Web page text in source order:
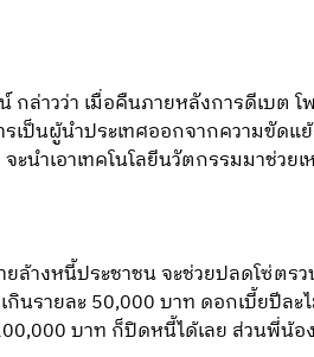
ล่าวว่า เมื่อคืนภายหลังการดีเบต
รเป็นผู้นำประเทศออกจากความขัด
ะนำเอาเทคโนโลยีนวัตกรรมมาช่วย
ล้างหนี้ประชาชน จะช่วยปลดโซ่ต
นรายละ 50,000 บาท ดอกเบี้ยปีล
บาท ก็ปิดหนี้ได้เลย ส่วนพี่น้